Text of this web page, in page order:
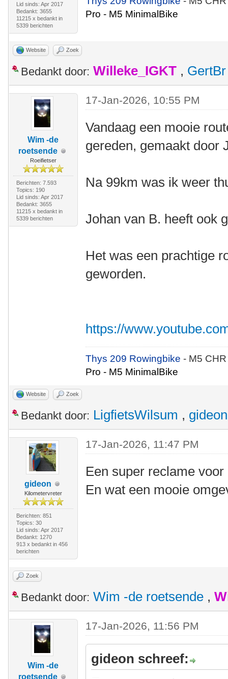
Lid sinds: Apr 2017
Bedankt: 3655
11215 x bedankt in
5339 berichten
Pro - M5 MinimalBike
Website Zoek
Bedankt door: Willeke_IGKT , GertBr
Wim -de
roetsende
Roeifietser
Berichten: 7.593
Topics: 190
Lid sinds: Apr 2017
Bedankt: 3655
11215 x bedankt in
5339 berichten
17-Jan-2026, 10:55 PM
Vandaag een mooie
gereden, gemaakt door
Na 99km was ik weer
Johan van B. heeft ook
Het was een prachtige
geworden.
https://
Thys 209 Rowingbike- M5
Pro - M5 MinimalBike
Website Zoek
Bedankt door: LigfietsWilsum , gideon
gideon
Kilometervreter
Berichten: 851
Topics: 30
Lid sinds: Apr 2017
Bedankt: 1270
913 x bedankt in 456
berichten
17-Jan-2026, 11:47 PM
Een super reclame
En wat een mooie
Zoek
Bedankt door: Wim -de roetsende ,
Wim -de
roetsende
17-Jan-2026, 11:56 PM
gideon schreef: